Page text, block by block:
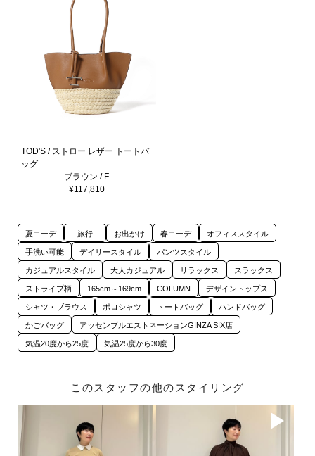
TOD'S / ストロー レザー トートバ
ッグ
ブラウン / F
¥117,810
夏コーデ 旅行 お出かけ 春コーデ オフィススタイル
手洗い可能 デイリースタイル パンツスタイル
カジュアルスタイル 大人カジュアル リラックス スラックス
ストライプ柄 165cm～169cm COLUMN デザイントップス
シャツ・ブラウス ポロシャツ トートバッグ ハンドバッグ
かごバッグ アッセンブルエストネーションGINZA SIX店
気温20度から25度 気温25度から30度
このスタッフの他のスタイリング